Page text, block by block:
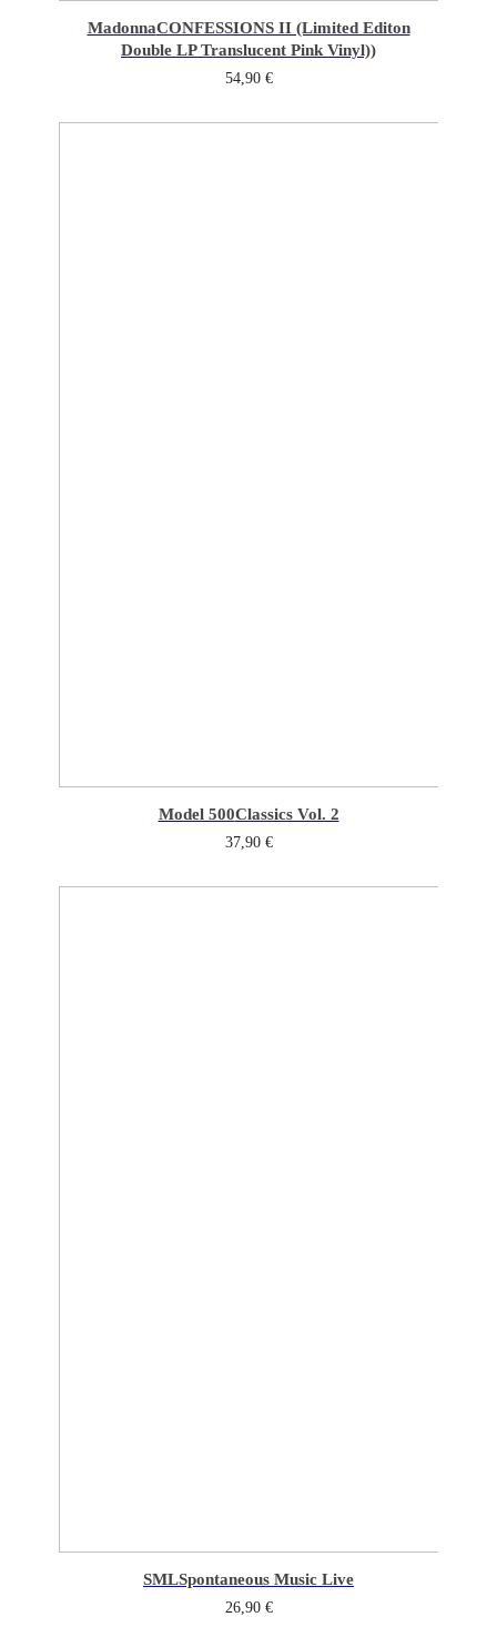
MadonnaCONFESSIONS II (Limited Editon
Double LP Translucent Pink Vinyl))
54,90 €
Model 500Classics Vol. 2
37,90 €
SMLSpontaneous Music Live
26,90 €